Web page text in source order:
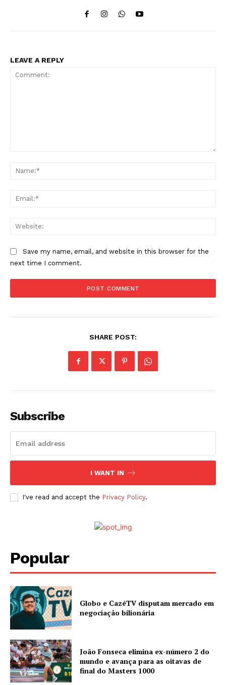
LEAVE A REPLY
Save my name, email, and website in this browser for the
next time I comment.
SHARE POST:
Subscribe
I WANT IN
I've read and accept the Privacy Policy.
Popular
Globo e CazéTV disputam mercado em
negociação bilionária
João Fonseca elimina ex-número 2 do
mundo e avança para as oitavas de
final do Masters 1000